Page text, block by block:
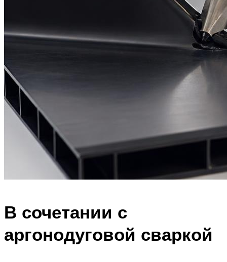
В сочетании с
аргонодуговой сваркой